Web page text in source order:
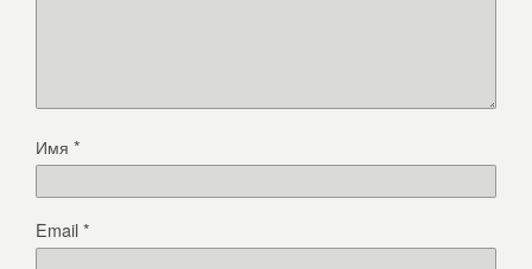
Имя *
Email*